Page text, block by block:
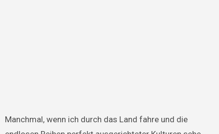
Manchmal, wenn ich durch das Land fahre und die